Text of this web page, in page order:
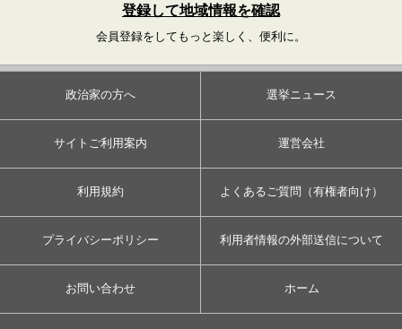
登録して地域情報を確認
会員登録をしてもっと楽しく、便利に。
政治家の方へ 選挙ニュース
サイトご利用案内 運営会社
利用規約 よくあるご質問（有権者向け）
プライバシーポリシー 利用者情報の外部送信について
お問い合わせ ホーム